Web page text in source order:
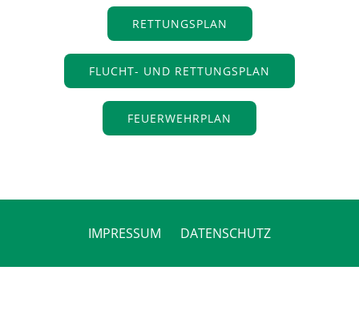
RETTUNGSPLAN
FLUCHT- UND RETTUNGSPLAN
FEUERWEHRPLAN
IMPRESSUM DATENSCHUTZ